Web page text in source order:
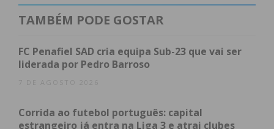
O impacto da experiência direta
O roteiro da visita
Uma parceria com meio século de história
Subscreva a newsletter do Imediato
TAMBÉM PODE GOSTAR
FC Penafiel SAD cria equipa Sub-23 que vai ser
liderada por Pedro Barroso
7 DE AGOSTO 2026
Corrida ao futebol português: capital
estrangeiro já entra na Liga 3 e atrai clubes